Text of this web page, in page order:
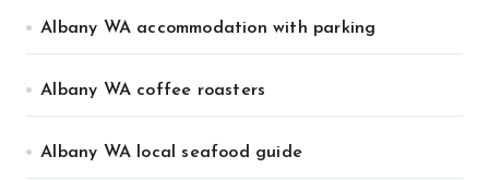
Albany WA accommodation with parking
Albany WA coffee roasters
Albany WA local seafood guide